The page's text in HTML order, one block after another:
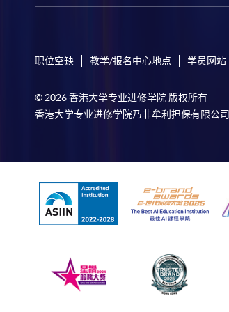
职位空缺 教学/报名中心地点 学员网站
© 2026 香港大学专业进修学院 版权所有
香港大学专业进修学院乃非牟利担保有限公司